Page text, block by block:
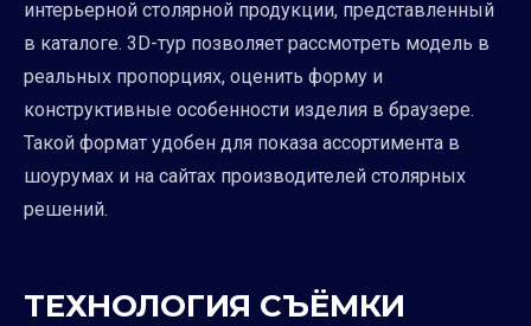
интерьерной столярной продукции, представленный
в каталоге. 3D-тур позволяет рассмотреть модель в
реальных пропорциях, оценить форму и
конструктивные особенности изделия в браузере.
Такой формат удобен для показа ассортимента в
шоурумах и на сайтах производителей столярных
решений.
ТЕХНОЛОГИЯ СЪЁМКИ